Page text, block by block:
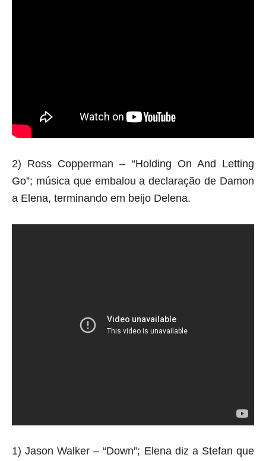
2) Ross Copperman – “Holding On And Letting
Go”; música que embalou a declaração de Damon
a Elena, terminando em beijo Delena.
1) Jason Walker – “Down”; Elena diz a Stefan que